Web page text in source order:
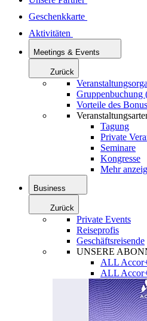
Geschenkkarte
Aktivitäten
Meetings & Events
Zurück
Gruppenbuchung
Vorteile des
Tagung
Private
Seminare
Kongresse
Mehr
Business
Zurück
Private Events
Reiseprofis
Geschäftsreisende
UNSERE
ALL
ALL